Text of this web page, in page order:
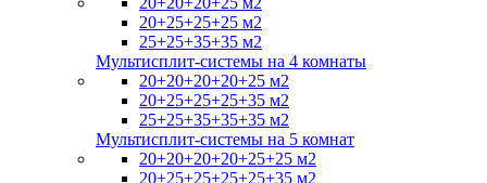
20+25+25+25 м2
25+25+35+35 м2
Мультисплит-системы на 4 комнаты
20+20+20+20+25 м2
20+25+25+25+35 м2
25+25+35+35+35 м2
Мультисплит-системы на 5 комнат
20+20+20+20+25+25 м2
20+25+25+25+25+35 м2